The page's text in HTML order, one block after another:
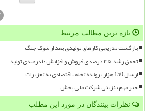
تازه ترین مطالب مرتبط
بازگشت تدریجی کارهای تولیدی بعد از شوک جنگ
تحقق رشد ۴۵ درصدی فروش و افزایش ۱۰ درصدی تولید
ارسال 150 هزار پرونده تخلف اقتصادی به تعزیرات
خبر مهم بنزینی شرکت ملی پخش
نظرات بینندگان در مورد این مطلب